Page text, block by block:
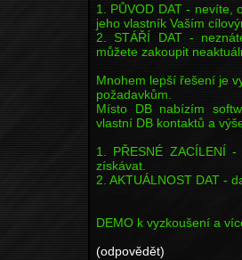
1. PŮVOD DAT - nevíte,
jeho vlastník Vaším
2. STÁŘÍ DAT -
můžete zakoupit
Mnohem lepší řešení je
požadavkům.
Místo DB nabízím
vlastní DB kontaktů a
1. PŘESNÉ ZACÍLENÍ
získávat.
2. AKTUÁLNOST DAT -
DEMO k vyzkoušení a
(odpovědět)